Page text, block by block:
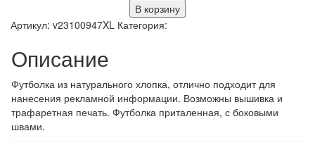
В корзину
Артикул: v23100947XL Категория:
Описание
Футболка из натурального хлопка, отлично подходит для
нанесения рекламной информации. Возможны вышивка и
трафаретная печать. Футболка приталенная, с боковыми
швами.